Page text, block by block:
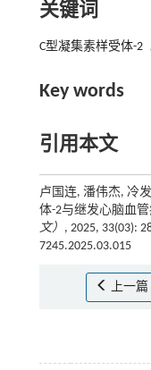
关键词
C型凝集素样受体-2
Key words
引用本文
卢国连, 潘伟杰, 冷
体-2与继发心脑血
文） , 2025, 33(03):
7245.2025.03.015
上一篇